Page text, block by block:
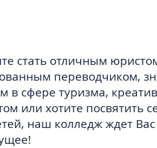
стать отличным
переводчиком,
в сфере туризма,
или хотите посвятить
наш колледж ждет